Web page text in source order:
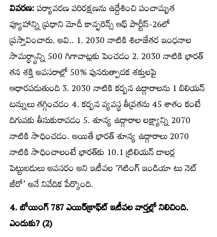
వివరణ:పర్యావరణ పరిరక్షణను ఉద్దేశించి పంచామృత
వ్యూహాన్ని ప్రధాని మోదీ కాన్ఫరెన్స్​‍ ఆఫ్‌ పార్టీస్-26లో
ప్రస్తావించారు. అవి.. 1. 2030 నాటికి శిలాజేతర ఇంధనాల
సామర్థ్యాన్ని 500 గిగావాట్లకు పెంచడం 2. 2030 నాటికి భారత్‌
తన శక్తి అవసరాల్లో 50% పునరుత్పాదక శక్తులపై
ఆధారపడుతుంది 3. 2030 నాటికి కర్బన ఉద్గారాలను 1 బిలియన్‌
టన్నులు తగ్గించడం 4. కర్బన వ్యవస్థ తీవ్రతను 45 శాతం కంటే
దిగువకు తీసుకురావడం 5. శూన్య ఉద్గారాల లక్ష్యాన్ని 2070
నాటికి సాధించడం. అయితే భారత్‌ శూన్య ఉద్గారాలు 2070
నాటికి సాధించాలంటే భారత్‌కు 10.1 ట్రిలియన్‌ డాలర్ల
పెట్టుబడులు అవసరం అని ఇటీవల ‘గెటింగ్‌ ఇండియా టు నెట్‌
జీరో’ అనే నివేదిక పేర్కొంది.
4. బోయింగ్‌ 787 ఎయిర్‌క్రాఫ్ట్‍ ఇటీవల వార్తల్లో నిలిచింది.
ఎందుకు? (2)